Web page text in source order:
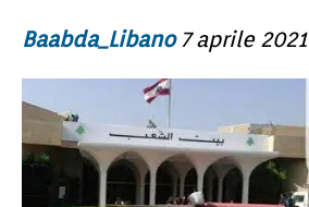
Baabda_Libano7 aprile 2021